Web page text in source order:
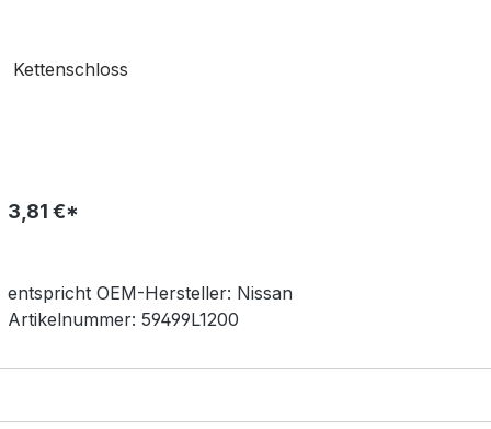
Kettenschloss
3,81 €*
entspricht OEM-Hersteller: Nissan
Artikelnummer: 59499L1200